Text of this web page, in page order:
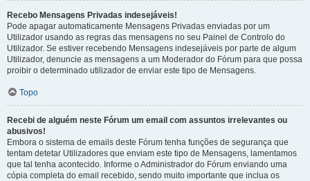
Recebo Mensagens Privadas indesejáveis!
Pode apagar automaticamente Mensagens Privadas enviadas por um
Utilizador usando as regras das mensagens no seu Painel de Controlo do
Utilizador. Se estiver recebendo Mensagens indesejáveis por parte de algum
Utilizador, denuncie as mensagens a um Moderador do Fórum para que possa
proibir o determinado utilizador de enviar este tipo de Mensagens.
Topo
Recebi de alguém neste Fórum um email com assuntos irrelevantes ou
abusivos!
Embora o sistema de emails deste Fórum tenha funções de segurança que
tentam detetar Utilizadores que enviam este tipo de Mensagens, lamentamos
que tal tenha acontecido. Informe o Administrador do Fórum enviando uma
cópia completa do email recebido, sendo muito importante que inclua os